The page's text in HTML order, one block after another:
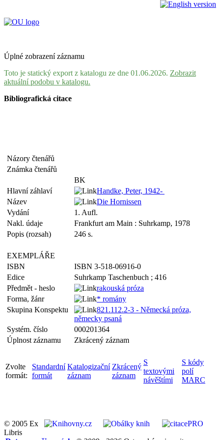
Úplné zobrazení záznamu
Toto je statický export z katalogu ze dne 01.06.2026. Zobrazit
aktuální podobu v katalogu.
Bibliografická citace
Názory čtenářů
Známka čtenářů
BK
Hlavní záhlaví
Handke, Peter, 1942-
Název
Die Hornissen
Vydání
1. Aufl.
Nakl. údaje
Frankfurt am Main : Suhrkamp, 1978
Popis (rozsah)
246 s.
EXEMPLÁŘE
ISBN
ISBN 3-518-06916-0
Edice
Suhrkamp Taschenbuch ; 416
Předmět - heslo
rakouská próza
Forma, žánr
* romány
Skupina Konspektu
821.112.2-3 - Německá próza,
německy psaná
Systém. číslo
000201364
Úplnost záznamu
Zkrácený záznam
Zvolte
formát:
Standardní
formát
Katalogizační
záznam
Zkrácený
záznam
S
textovými
návěštími
S kódy
polí
MARC
© 2005 Ex
Libris